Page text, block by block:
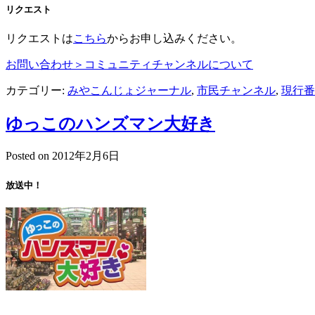
リクエスト
リクエストはこちらからお申し込みください。
お問い合わせ＞コミュニティチャンネルについて
カテゴリー: みやこんじょジャーナル, 市民チャンネル, 現行
ゆっこのハンズマン大好き
Posted on 2012年2月6日
放送中！